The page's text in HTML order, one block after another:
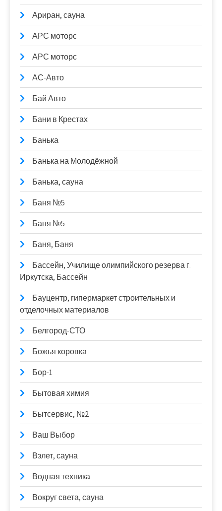
Ариран, сауна
АРС моторс
АРС моторс
АС-Авто
Бай Авто
Бани в Крестах
Банька
Банька на Молодёжной
Банька, сауна
Баня №5
Баня №5
Баня, Баня
Бассейн, Училище олимпийского резерва г.
Иркутска, Бассейн
Бауцентр, гипермаркет строительных и
отделочных материалов
Белгород-СТО
Божья коровка
Бор-1
Бытовая химия
Бытсервис, №2
Ваш Выбор
Взлет, сауна
Водная техника
Вокруг света, сауна